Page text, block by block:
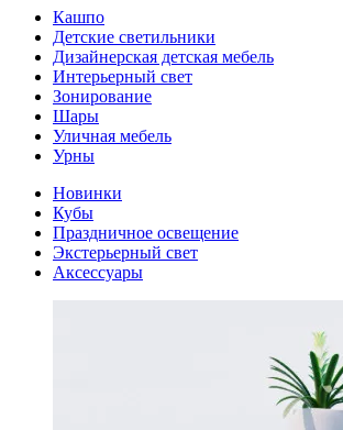
Кашпо
Детские светильники
Дизайнерская детская мебель
Интерьерный свет
Зонирование
Шары
Уличная мебель
Урны
Новинки
Кубы
Праздничное освещение
Экстерьерный свет
Аксессуары